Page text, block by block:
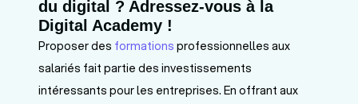
du digital ? Adressez-vous à la
Digital Academy !
Proposer des formations professionnelles aux
salariés fait partie des investissements
intéressants pour les entreprises. En offrant aux